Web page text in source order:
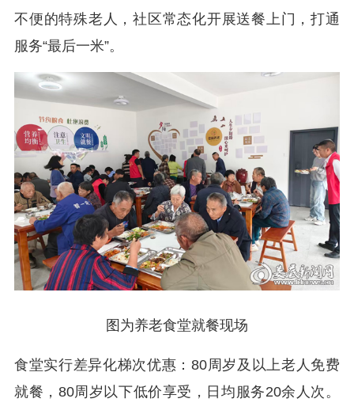
不便的特殊老人，社区常态化开展送餐上门，打通
服务“最后一米”。
图为养老食堂就餐现场
食堂实行差异化梯次优惠：80周岁及以上老人免费
就餐，80周岁以下低价享受，日均服务20余人次。